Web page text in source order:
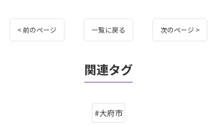
< 前のページ 一覧に戻る 次のページ >
関連タグ
#大府市